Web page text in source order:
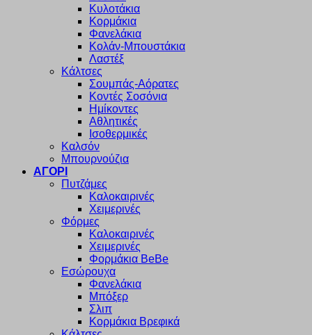
Κυλοτάκια
Κορμάκια
Φανελάκια
Κολάν-Μπουστάκια
Λαστέξ
Κάλτσες
Σουμπάς-Αόρατες
Κοντές Σοσόνια
Ημίκοντες
Αθλητικές
Ισοθερμικές
Καλσόν
Μπουρνούζια
ΑΓΟΡΙ
Πυτζάμες
Καλοκαιρινές
Χειμερινές
Φόρμες
Καλοκαιρινές
Χειμερινές
Φορμάκια BeBe
Εσώρουχα
Φανελάκια
Μπόξερ
Σλιπ
Κορμάκια Βρεφικά